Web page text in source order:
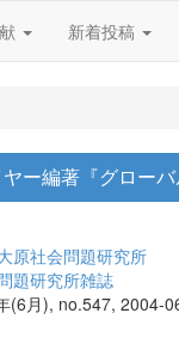
新着投稿
ー編著『グロー
原社会問題研究所
題研究所雑誌
(6月), no.547, 2004-